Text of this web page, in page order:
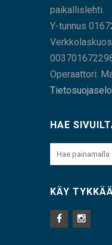
paikallislehti.
Y-tunnus
Operaattori:
HAE
KÄY